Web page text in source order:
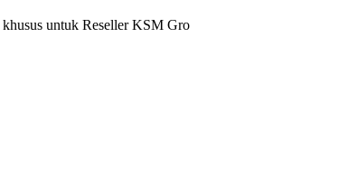
Reseller KSM Group,diskon 35% + Cashback 10%,